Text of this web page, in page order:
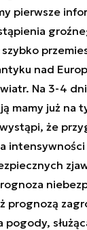
pierwsze
nad
Na 3-4
mamy już na
że
intensywności
prognozą